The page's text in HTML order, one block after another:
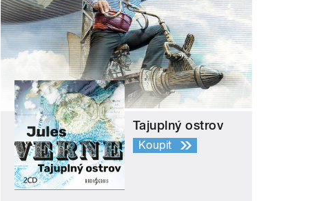
Tajuplný ostrov
Koupit